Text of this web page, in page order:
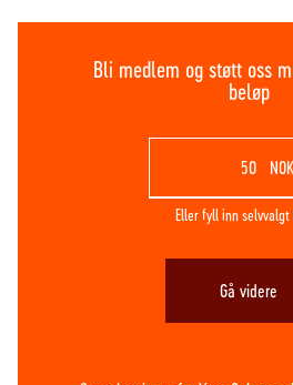
Bli medlem og støtt oss
beløp
NOK
Eller fyll inn selvvalgt
Gå videre